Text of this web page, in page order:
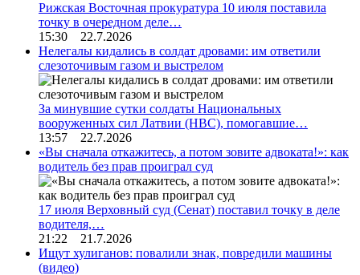
Рижская Восточная прокуратура 10 июля поставила
точку в очередном деле…
15:30 22.7.2026
Нелегалы кидались в солдат дровами: им ответили
слезоточивым газом и выстрелом
За минувшие сутки солдаты Национальных
вооруженных сил Латвии (НВС), помогавшие…
13:57 22.7.2026
«Вы сначала откажитесь, а потом зовите адвоката!»: как
водитель без прав проиграл суд
17 июля Верховный суд (Сенат) поставил точку в деле
водителя,…
21:22 21.7.2026
Ищут хулиганов: повалили знак, повредили машины
(видео)